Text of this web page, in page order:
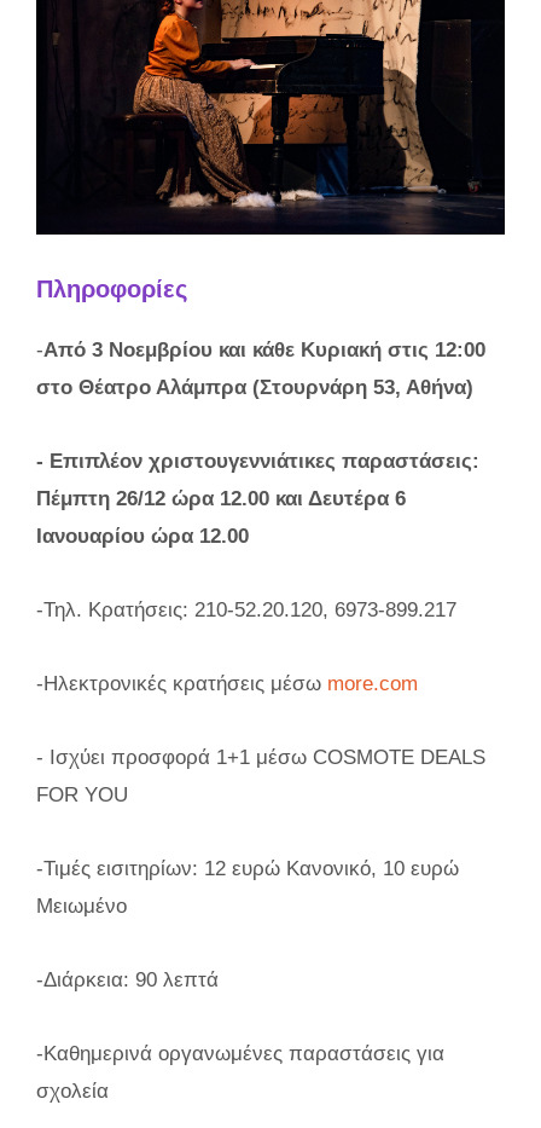
Πληροφορίες
-Από 3 Νοεμβρίου και κάθε Κυριακή στις 12:00
στο Θέατρο Αλάμπρα (Στουρνάρη 53, Αθήνα)
- Επιπλέον χριστουγεννιάτικες παραστάσεις:
Πέμπτη 26/12 ώρα 12.00 και Δευτέρα 6
Ιανουαρίου ώρα 12.00
-Τηλ. Κρατήσεις: 210-52.20.120, 6973-899.217
-Ηλεκτρονικές κρατήσεις μέσω more.com
- Ισχύει προσφορά 1+1 μέσω COSMOTE DEALS
FOR YOU
-Τιμές εισιτηρίων: 12 ευρώ Κανονικό, 10 ευρώ
Μειωμένο
-Διάρκεια: 90 λεπτά
-Καθημερινά οργανωμένες παραστάσεις για
σχολεία